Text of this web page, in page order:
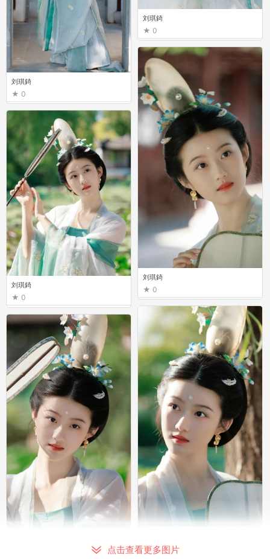
点击查看更多图片
刘琪錡
0
0
刘琪錡
0
刘琪錡
0
刘琪錡
0